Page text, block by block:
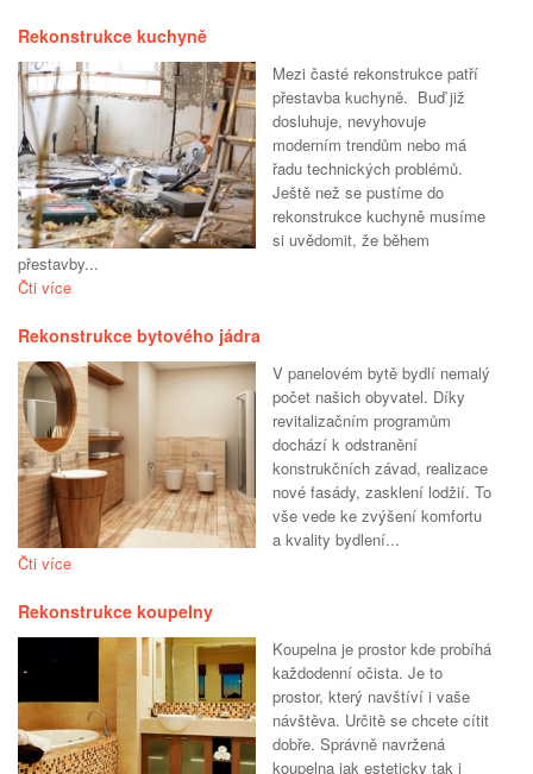
Rekonstrukce kuchyně
Mezi časté rekonstrukce patří
přestavba kuchyně. Buď již
dosluhuje, nevyhovuje
moderním trendům nebo má
řadu technických problémů.
Ještě než se pustíme do
rekonstrukce kuchyně musíme
si uvědomit, že během
přestavby...
Čti více
Rekonstrukce bytového jádra
V panelovém bytě bydlí nemalý
počet našich obyvatel. Díky
revitalizačním programům
dochází k odstranění
konstrukčních závad, realizace
nové fasády, zasklení lodžií. To
vše vede ke zvýšení komfortu
a kvality bydlení...
Čti více
Rekonstrukce koupelny
Koupelna je prostor kde probíhá
každodenní očista. Je to
prostor, který navštíví i vaše
návštěva. Určitě se chcete cítit
dobře. Správně navržená
koupelna jak esteticky tak i